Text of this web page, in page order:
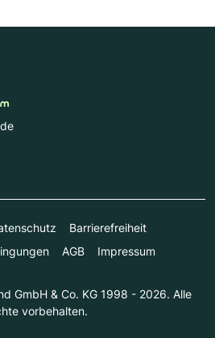
Barrierefreiheit
AGB Impressum
GmbH & Co. KG 1998 - 2026. Alle
vorbehalten.